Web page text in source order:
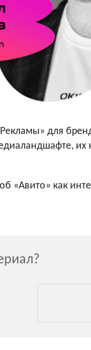
для
их
«Авито» как